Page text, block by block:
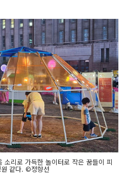
소리로 가득한 놀이터로 작은 꿈들이 피
원 같다. ©정향선